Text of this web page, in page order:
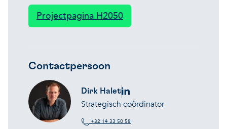
Projectpagina H2050
Contactpersoon
Dirk Halet
Strategisch coördinator
+32 14 33 50 58